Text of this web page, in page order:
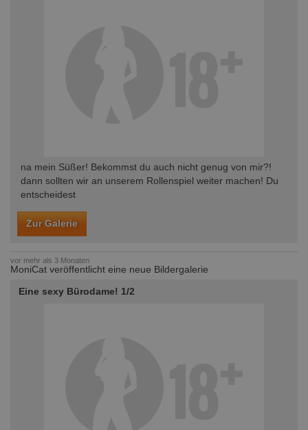
na mein Süßer! Bekommst du auch nicht genug von mir?!
dann sollten wir an unserem Rollenspiel weiter machen! Du
entscheidest
Zur Galerie
vor mehr als 3 Monaten
MoniCat veröffentlicht eine neue Bildergalerie
Eine sexy Bürodame! 1/2